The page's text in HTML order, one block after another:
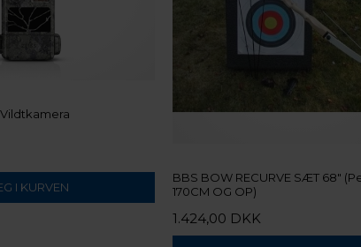
BBS BOW RECURVE SÆT 68"
170CM OG OP)
1.424,00 DKK